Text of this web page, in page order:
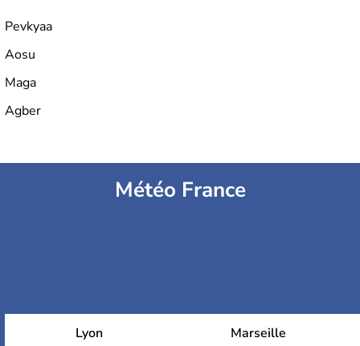
Pevkyaa
Aosu
Maga
Agber
Météo France
Lyon Marseille